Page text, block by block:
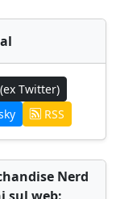
Twitter)
RSS
Nerd